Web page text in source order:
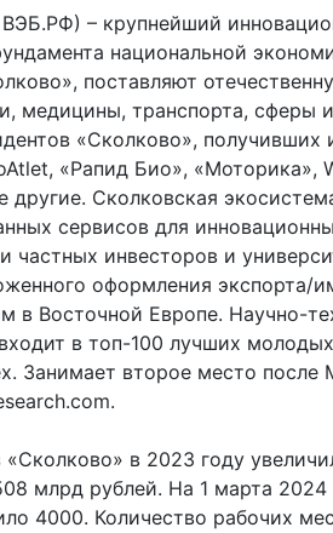
– крупнейший
национальной
поставляют
медицины, транспорта, сферы
«Сколково», получивших
«Рапид Био», «Моторика»,
другие. Сколковская
сервисов для
частных инвесторов и
оформления экспорта/
в Восточной Европе. Научно-
в топ-100 лучших
Занимает второе место
«Сколково» в 2023 году
млрд рублей. На 1 марта 2024
4000. Количество рабочих